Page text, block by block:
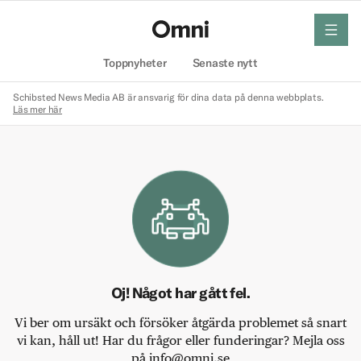
Toppnyheter Senaste nytt
meny
Schibsted News Media AB är ansvarig för dina data på denna webbplats.
Läs mer här
Oj! Något har gått fel.
Vi ber om ursäkt och försöker åtgärda problemet så snart
vi kan, håll ut! Har du frågor eller funderingar? Mejla oss